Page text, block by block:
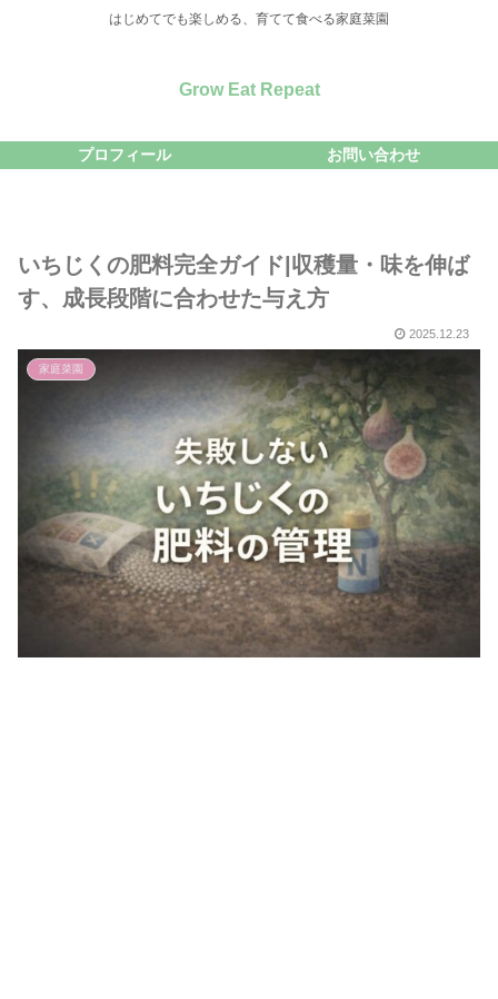
はじめてでも楽しめる、育てて食べる家庭菜園
Grow Eat Repeat
プロフィール お問い合わせ
いちじくの肥料完全ガイド|収穫量・味を伸ば
す、成長段階に合わせた与え方
2025.12.23
家庭菜園